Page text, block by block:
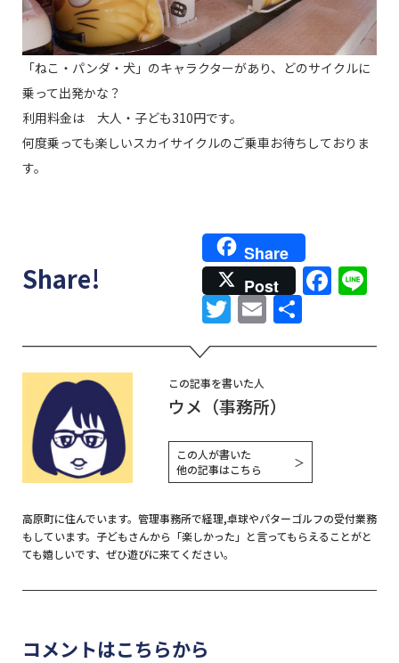
「ねこ・パンダ・犬」のキャラクターがあり、どのサイクルに
乗って出発かな？
利用料金は 大人・子ども310円です。
何度乗っても楽しいスカイサイクルのご乗車お待ちしておりま
す。
Share!
Share
Post
Twitter
Email
共
有
この記事を書いた人
ウメ（事務所）
この人が書いた
他の記事はこちら
＞
高原町に住んでいます。管理事務所で経理,卓球やパターゴルフの受付業務
もしています。子どもさんから「楽しかった」と言ってもらえることがと
ても嬉しいです、ぜひ遊びに来てください。
コメントはこちらから